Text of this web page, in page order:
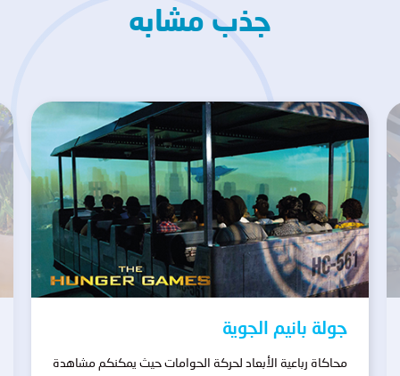
جذب مشابه
جولة بانيم الجوية
محاكاة رباعية الأبعاد لحركة الحوامات حيث يمكنكم مشاهدة